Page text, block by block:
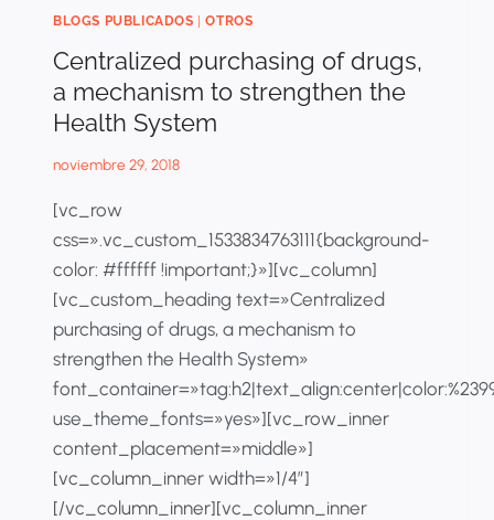
BLOGS PUBLICADOS |OTROS
Centralized purchasing of drugs,
a mechanism to strengthen the
Health System
noviembre 29, 2018
[vc_row
css=».vc_custom_1533834763111{background-
color: #ffffff !important;}»][vc_column]
[vc_custom_heading text=»Centralized
purchasing of drugs, a mechanism to
strengthen the Health System»
use_theme_fonts=»yes»][vc_row_inner
content_placement=»middle»]
[vc_column_inner width=»1/4″]
[/vc_column_inner][vc_column_inner